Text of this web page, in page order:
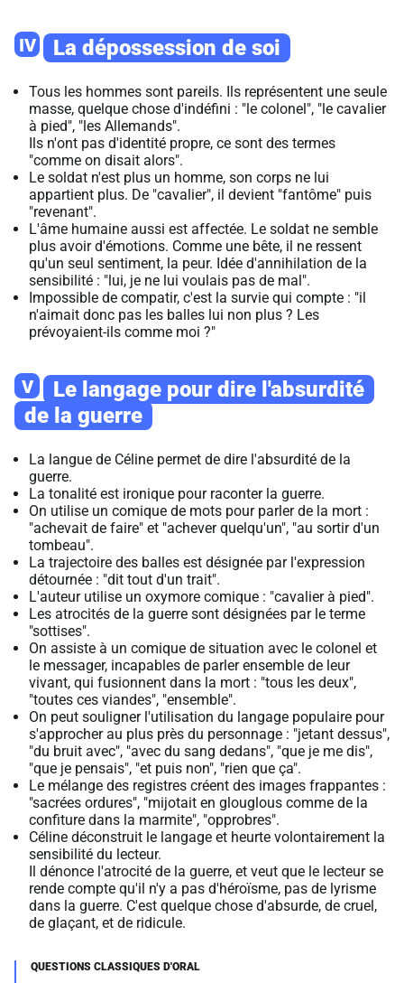
IV La dépossession de soi
Tous les hommes sont pareils. Ils représentent une seule
masse, quelque chose d'indéfini : "le colonel", "le cavalier
à pied", "les Allemands".
Ils n'ont pas d'identité propre, ce sont des termes
"comme on disait alors".
Le soldat n'est plus un homme, son corps ne lui
appartient plus. De "cavalier", il devient "fantôme" puis
"revenant".
L'âme humaine aussi est affectée. Le soldat ne semble
plus avoir d'émotions. Comme une bête, il ne ressent
qu'un seul sentiment, la peur. Idée d'annihilation de la
sensibilité : "lui, je ne lui voulais pas de mal".
Impossible de compatir, c'est la survie qui compte : "il
n'aimait donc pas les balles lui non plus ? Les
prévoyaient-ils comme moi ?"
V
Le langage pour dire l'absurdité
de la guerre
La langue de Céline permet de dire l'absurdité de la
guerre.
La tonalité est ironique pour raconter la guerre.
On utilise un comique de mots pour parler de la mort :
"achevait de faire" et "achever quelqu'un", "au sortir d'un
tombeau".
La trajectoire des balles est désignée par l'expression
détournée : "dit tout d'un trait".
L'auteur utilise un oxymore comique : "cavalier à pied".
Les atrocités de la guerre sont désignées par le terme
"sottises".
On assiste à un comique de situation avec le colonel et
le messager, incapables de parler ensemble de leur
vivant, qui fusionnent dans la mort : "tous les deux",
"toutes ces viandes", "ensemble".
On peut souligner l'utilisation du langage populaire pour
s'approcher au plus près du personnage : "jetant dessus",
"du bruit avec", "avec du sang dedans", "que je me dis",
"que je pensais", "et puis non", "rien que ça".
Le mélange des registres créent des images frappantes :
"sacrées ordures", "mijotait en glouglous comme de la
confiture dans la marmite", "opprobres".
Céline déconstruit le langage et heurte volontairement la
sensibilité du lecteur.
Il dénonce l'atrocité de la guerre, et veut que le lecteur se
rende compte qu'il n'y a pas d'héroïsme, pas de lyrisme
dans la guerre. C'est quelque chose d'absurde, de cruel,
de glaçant, et de ridicule.